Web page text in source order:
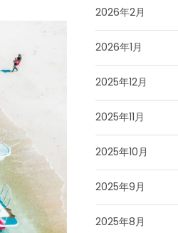
2026年2月
2026年1月
2025年12月
2025年11月
2025年10月
2025年9月
2025年8月